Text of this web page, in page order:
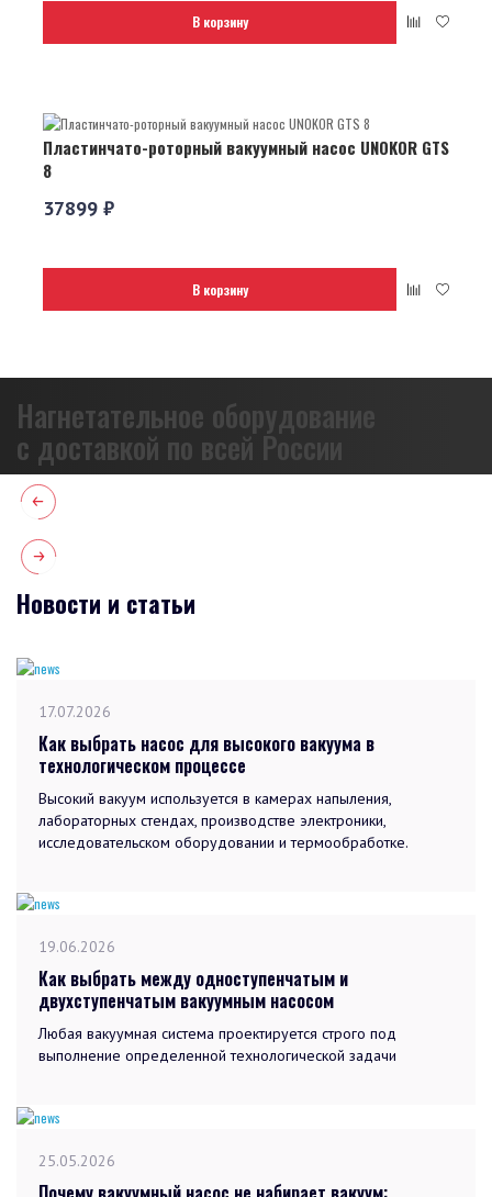
В корзину
Пластинчато-роторный вакуумный насос UNOKOR GTS
8
37899 ₽
В корзину
Нагнетательное оборудование
с доставкой по всей России
Новости и статьи
17.07.2026
Как выбрать насос для высокого вакуума в
технологическом процессе
Высокий вакуум используется в камерах напыления,
лабораторных стендах, производстве электроники,
исследовательском оборудовании и термообработке.
19.06.2026
Как выбрать между одноступенчатым и
двухступенчатым вакуумным насосом
Любая вакуумная система проектируется строго под
выполнение определенной технологической задачи
25.05.2026